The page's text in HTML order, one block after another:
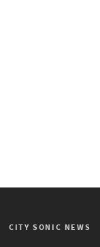
CITY SONIC NEWS